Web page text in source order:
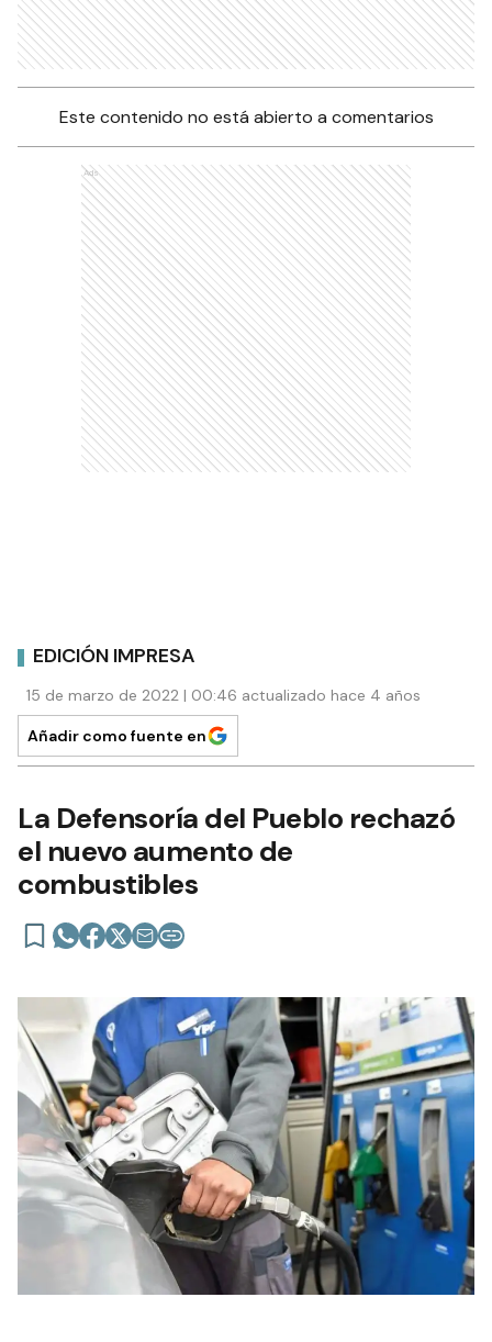
Este contenido no está abierto a comentarios
Ads
EDICIÓN IMPRESA
15 de marzo de 2022 | 00:46 actualizado hace 4 años
Añadir como fuente en
La Defensoría del Pueblo rechazó
el nuevo aumento de
combustibles